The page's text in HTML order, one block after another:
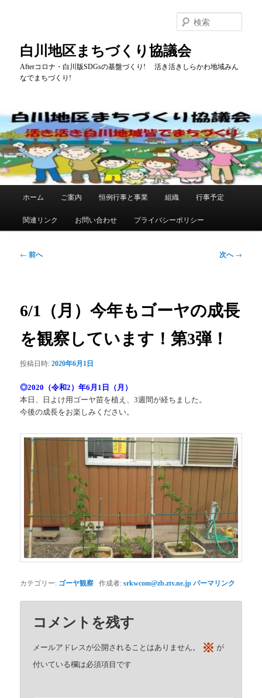
移
動
白川地区まちづくり協議会
Afterコロナ・白川版SDGsの基盤づくり! 活き活きしらかわ地域みん
なでまちづくり!
索
ホーム ご案内 恒例行事と事業 組織 行事予定
関連リンク お問い合わせ プライバシーポリシー
投
ー
ョ
← 前へ 次へ→
6/1（月）今年もゴーヤの成長
を観察しています！第3弾！
投稿日時:2020年6月1日
◎2020（令和2）年6月1日（月）
本日、日よけ用ゴーヤ苗を植え、3週間が経ちました。
今後の成長をお楽しみください。
カテゴリー: ゴーヤ観察 作成者:srkwcom@zb.ztv.ne.jp パーマリンク
コメントを残す
メールアドレスが公開されることはありません。 ※ が
付いている欄は必須項目です